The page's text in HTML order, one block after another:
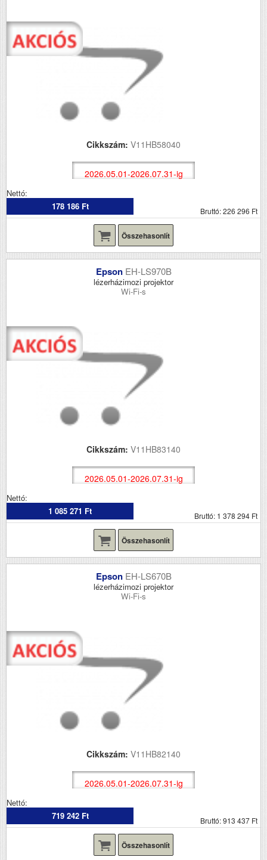
Cikkszám: V11HB58040
2026.05.01-2026.07.31-ig
Nettó:
178 186 Ft
Bruttó: 226 296 Ft
Összehasonlít
Epson EH-LS970B
lézerházimozi projektor
Wi-Fi-s
Cikkszám: V11HB83140
2026.05.01-2026.07.31-ig
Nettó:
1 085 271 Ft
Bruttó: 1 378 294 Ft
Összehasonlít
Epson EH-LS670B
lézerházimozi projektor
Wi-Fi-s
Cikkszám: V11HB82140
2026.05.01-2026.07.31-ig
Nettó:
719 242 Ft
Bruttó: 913 437 Ft
Összehasonlít